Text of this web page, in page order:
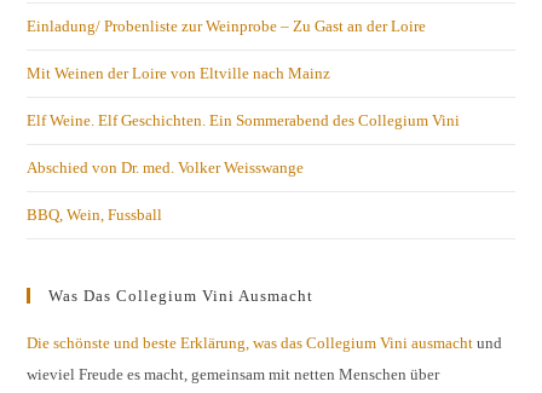
Einladung/ Probenliste zur Weinprobe – Zu Gast an der Loire
Mit Weinen der Loire von Eltville nach Mainz
Elf Weine. Elf Geschichten. Ein Sommerabend des Collegium Vini
Abschied von Dr. med. Volker Weisswange
BBQ, Wein, Fussball
Was Das Collegium Vini Ausmacht
Die schönste und beste Erklärung, was das Collegium Vini ausmacht und
wieviel Freude es macht, gemeinsam mit netten Menschen über